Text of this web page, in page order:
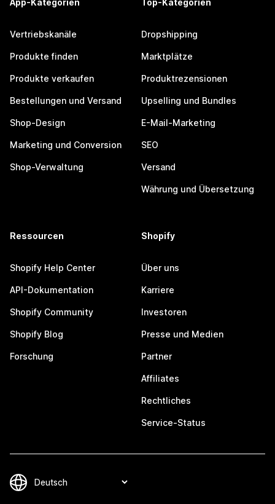
App-Kategorien
Vertriebskanäle
Produkte finden
Produkte verkaufen
Bestellungen und Versand
Shop-Design
Marketing und Conversion
Shop-Verwaltung
Top-Kategorien
Dropshipping
Marktplätze
Produktrezensionen
Upselling und Bundles
E-Mail-Marketing
SEO
Versand
Währung und Übersetzung
Ressourcen
Shopify Help Center
API-Dokumentation
Shopify Community
Shopify Blog
Forschung
Shopify
Über uns
Karriere
Investoren
Presse und Medien
Partner
Affiliates
Rechtliches
Service-Status